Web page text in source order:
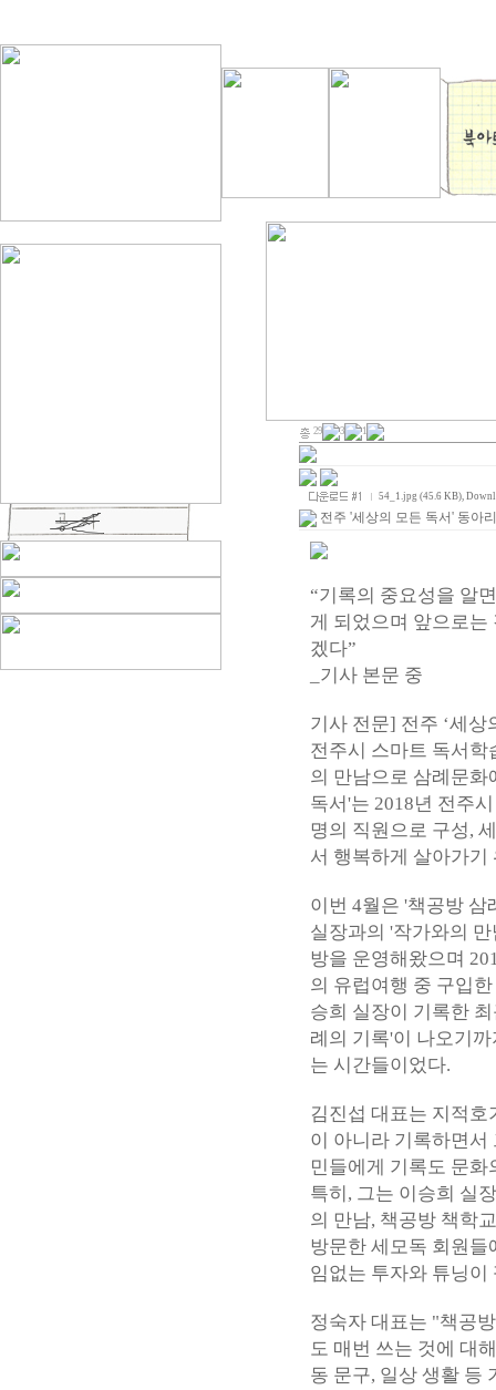
29 3 1
54_1.jpg (45.6 KB),
전주 '세상의 모든 독서' 동아
“기록의 중요성을 알
게 되었으며 앞으로는
겠다”
_기사 본문 중
기사 전문] 전주 ‘세상
전주시 스마트 독서
의 만남으로 삼례문
독서'는 2018년 전주
명의 직원으로 구성,
서 행복하게 살아가기
이번 4월은 '책공방 삼
실장과의 '작가와의
방을 운영해왔으며
의 유럽여행 중 구입
승희 실장이 기록한
례의 기록'이 나오기
는 시간들이었다.
김진섭 대표는 지적
이 아니라 기록하면서
민들에게 기록도 문
특히, 그는 이승희 실
의 만남, 책공방 책학
방문한 세모독 회원들
임없는 투자와 튜닝이
정숙자 대표는 "책공
도 매번 쓰는 것에 대
동 문구, 일상 생활 등